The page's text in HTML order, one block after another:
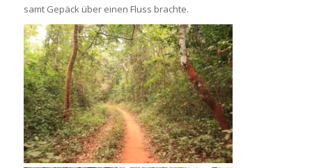
samt Gepäck über einen Fluss brachte.